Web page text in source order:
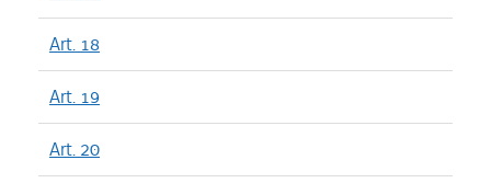
Art. 18
Art. 19
Art. 20